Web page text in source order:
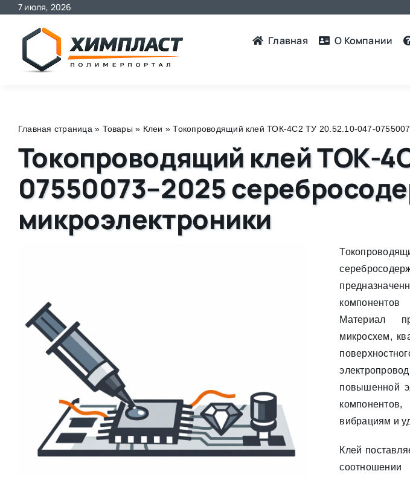
Skip
content
7 июля, 2026
Главная О Компании
Главная страница » Товары » Клеи »Токопроводящий клей ТОК-4С2 ТУ 20.52.10-047-
Токопроводящий клей ТОК-
07550073–2025
микроэлектроники
Материал
микросхем,
повышенной
компонентов,
вибрациям и
Клей